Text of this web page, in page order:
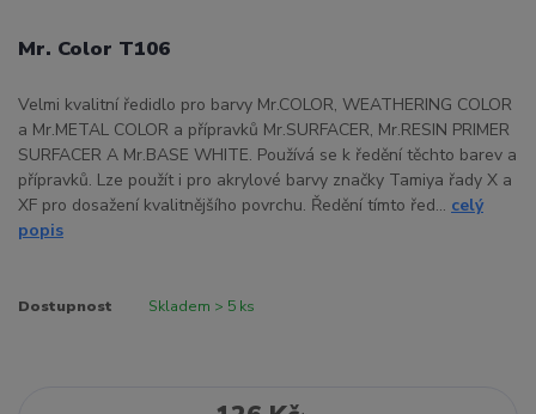
Mr. Color T106
Velmi kvalitní ředidlo pro barvy Mr.COLOR, WEATHERING COLOR
a Mr.METAL COLOR a přípravků Mr.SURFACER, Mr.RESIN PRIMER
SURFACER A Mr.BASE WHITE. Používá se k ředění těchto barev a
přípravků. Lze použít i pro akrylové barvy značky Tamiya řady X a
XF pro dosažení kvalitnějšího povrchu. Ředění tímto řed... celý
popis
Dostupnost Skladem > 5 ks